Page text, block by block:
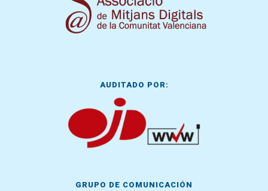
AUDITADO POR:
GRUPO DE COMUNICACIÓN